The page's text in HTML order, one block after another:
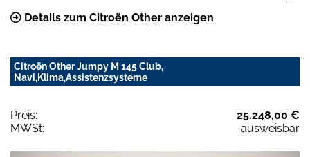
Details zum Citroën Other anzeigen
Citroën Other Jumpy M 145 Club,
Navi,Klima,Assistenzsysteme
Preis:
25.248,00 €
MWSt:
ausweisbar